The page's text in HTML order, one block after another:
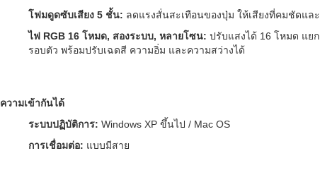
โฟมดูดซับเสียง 5 ชั้น: ลดแรงสั่นสะเทือนของปุ่ม ให้เสียงที่คมชัดแ
ไฟ RGB 16 โหมด, สองระบบ, หลายโซน: ปรับแสงได้ 16 โหมด แย
รอบตัว พร้อมปรับเฉดสี ความอิ่ม และความสว่างได้
ความเข้ากันได้
ระบบปฏิบัติการ: Windows XP ขึ้นไป / Mac OS
การเชื่อมต่อ: แบบมีสาย